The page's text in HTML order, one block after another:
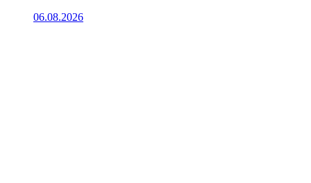
06.08.2026